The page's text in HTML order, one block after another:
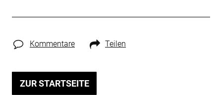
Kommentare Teilen
ZUR STARTSEITE